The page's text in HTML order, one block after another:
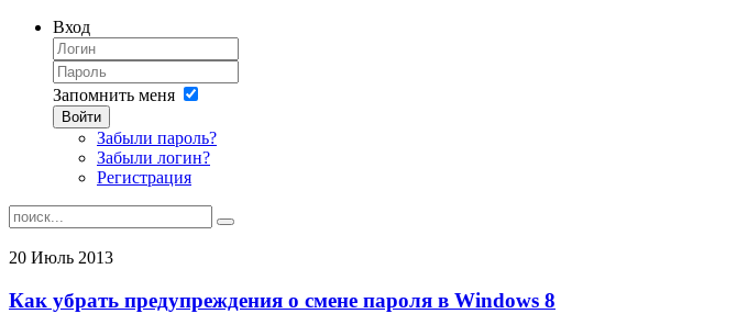
Вход
Запомнить меня
Войти
Забыли пароль?
Забыли логин?
Регистрация
20 Июль 2013
Как убрать предупреждения о смене пароля в Windows 8